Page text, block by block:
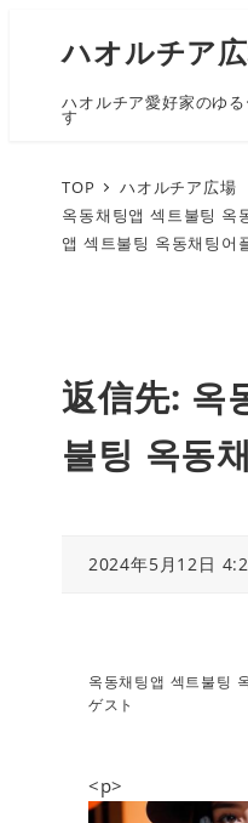
ハオルチア
ハオルチア愛好家のゆ
す
TOP ハオルチア広場
옥동채팅앱 섹트불팅 옥
앱 섹트불팅 옥동채팅어
返信先: 옥
불팅 옥동
2024年5月12日
옥동채팅앱 섹트불팅
ゲスト
<p>